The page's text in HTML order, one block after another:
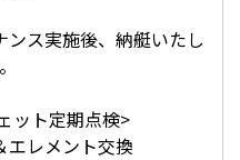
ス実施後、納艇いたし
ット定期点検>
エレメント交換